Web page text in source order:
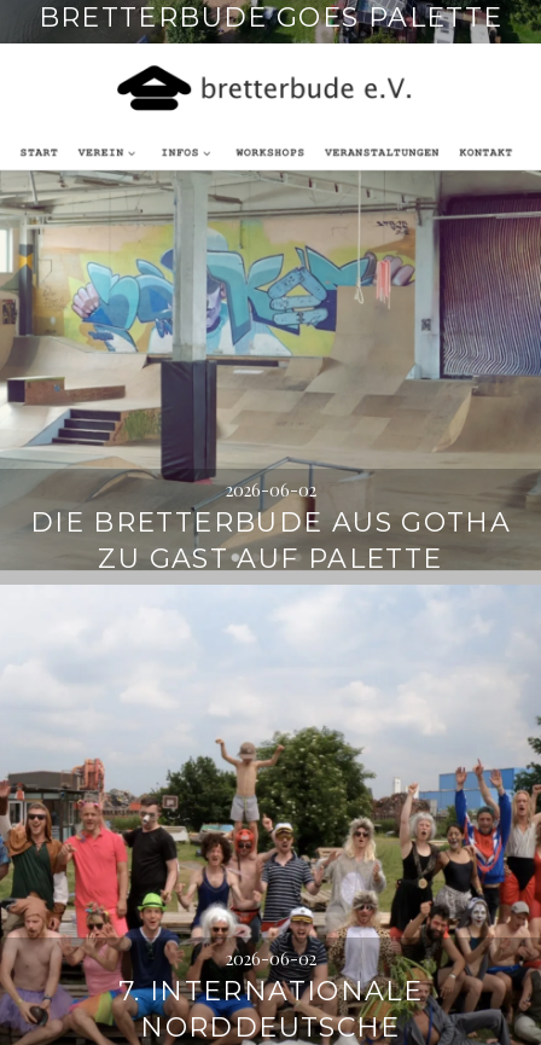
BRETTERBUDE GOES PALETTE
2026-06-02
DIE BRETTERBUDE AUS GOTHA
ZU GAST AUF PALETTE
2026-06-02
7. INTERNATIONALE
NORDDEUTSCHE